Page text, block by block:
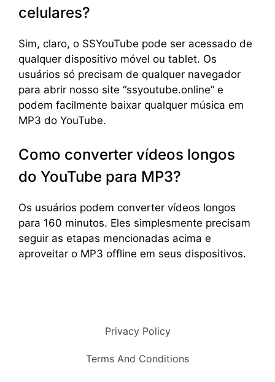
celulares?
Sim, claro, o SSYouTube pode ser acessado de
qualquer dispositivo móvel ou tablet. Os
usuários só precisam de qualquer navegador
para abrir nosso site “ssyoutube.online” e
podem facilmente baixar qualquer música em
MP3 do YouTube.
Como converter vídeos longos
do YouTube para MP3?
Os usuários podem converter vídeos longos
para 160 minutos. Eles simplesmente precisam
seguir as etapas mencionadas acima e
aproveitar o MP3 offline em seus dispositivos.
Privacy Policy
Terms And Conditions